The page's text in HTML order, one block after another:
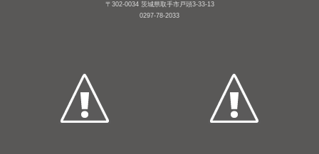
伯楽星 純米大吟醸
〒302-0034 茨城県取手市戸頭3-33-13
0297-78-2033